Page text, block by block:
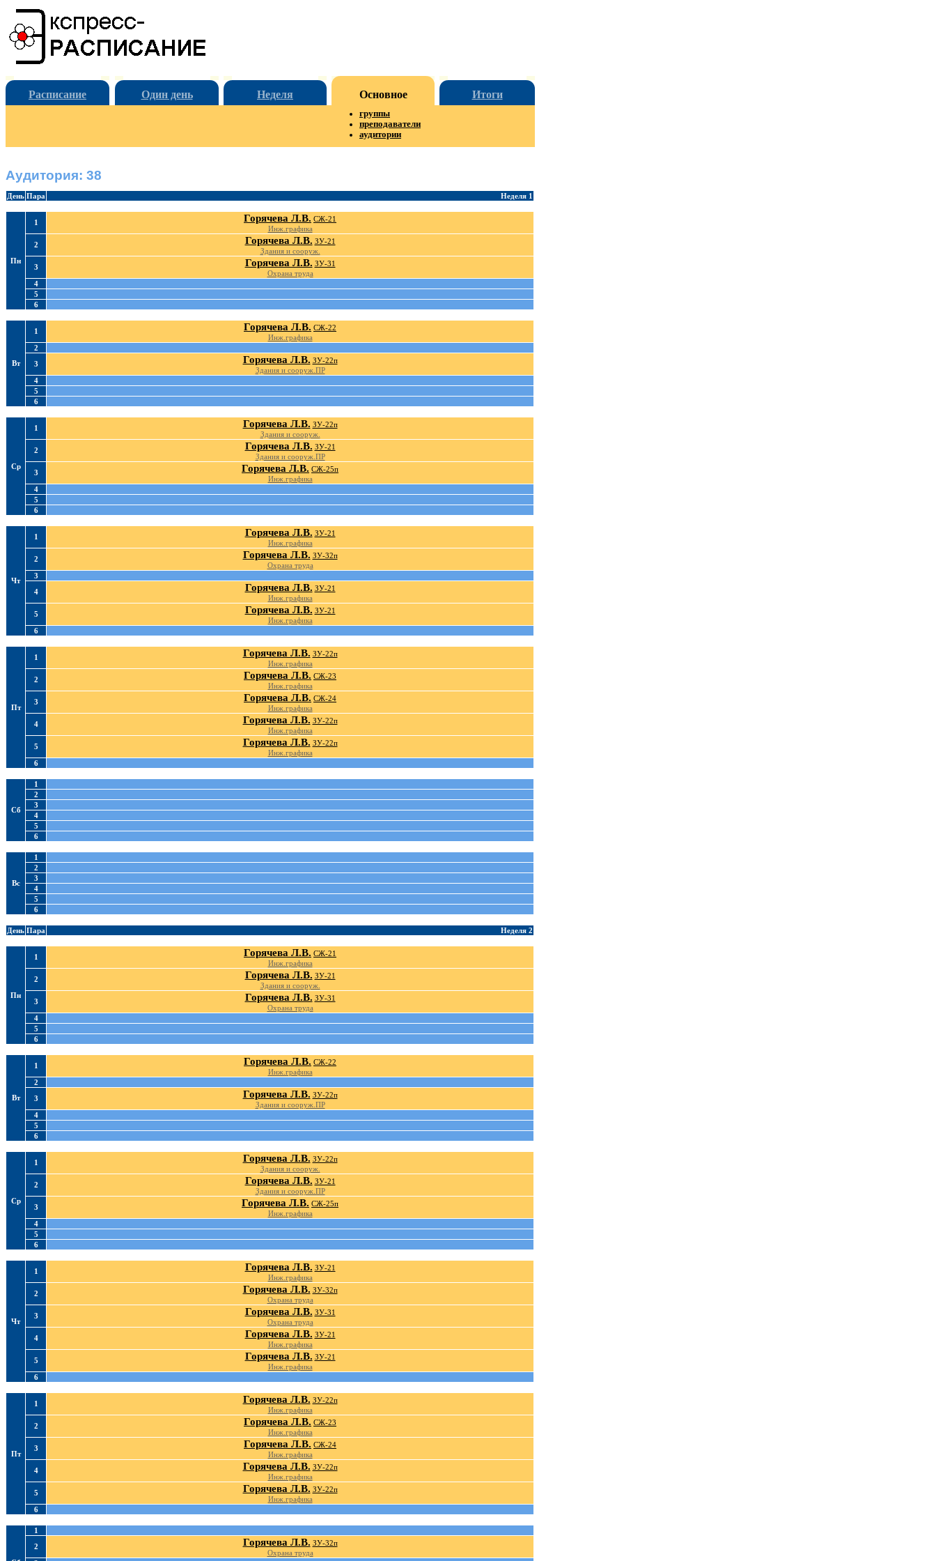
Расписание Один день Неделя Основное Итоги
группы
преподаватели
аудитории
Аудитория: 38
День Пара Неделя 1
Пн
1 Горячева Л.В. СЖ-21
Инж.графика
2
Горячева Л.В. ЗУ-21
Здания и сооруж.
3
Горячева Л.В. ЗУ-31
Охрана труда
4
5
6
Вт
1 Горячева Л.В. СЖ-22
Инж.графика
2
3
Горячева Л.В. ЗУ-22п
Здания и сооруж.ПР
4
5
6
Ср
1 Горячева Л.В. ЗУ-22п
Здания и сооруж.
2
Горячева Л.В. ЗУ-21
Здания и сооруж.ПР
3
Горячева Л.В. СЖ-25п
Инж.графика
4
5
6
Чт
1 Горячева Л.В. ЗУ-21
Инж.графика
2
Горячева Л.В. ЗУ-32п
Охрана труда
3
4
Горячева Л.В. ЗУ-21
Инж.графика
5
Горячева Л.В. ЗУ-21
Инж.графика
6
Пт
1 Горячева Л.В. ЗУ-22п
Инж.графика
2
Горячева Л.В. СЖ-23
Инж.графика
3
Горячева Л.В. СЖ-24
Инж.графика
4
Горячева Л.В. ЗУ-22п
Инж.графика
5
Горячева Л.В. ЗУ-22п
Инж.графика
6
Сб
1
2
3
4
5
6
Вс
1
2
3
4
5
6
День Пара Неделя 2
Пн
1 Горячева Л.В. СЖ-21
Инж.графика
2
Горячева Л.В. ЗУ-21
Здания и сооруж.
3
Горячева Л.В. ЗУ-31
Охрана труда
4
5
6
Вт
1 Горячева Л.В. СЖ-22
Инж.графика
2
3
Горячева Л.В. ЗУ-22п
Здания и сооруж.ПР
4
5
6
Ср
1 Горячева Л.В. ЗУ-22п
Здания и сооруж.
2
Горячева Л.В. ЗУ-21
Здания и сооруж.ПР
3
Горячева Л.В. СЖ-25п
Инж.графика
4
5
6
Чт
1 Горячева Л.В. ЗУ-21
Инж.графика
2
Горячева Л.В. ЗУ-32п
Охрана труда
3
Горячева Л.В. ЗУ-31
Охрана труда
4
Горячева Л.В. ЗУ-21
Инж.графика
5
Горячева Л.В. ЗУ-21
Инж.графика
6
Пт
1 Горячева Л.В. ЗУ-22п
Инж.графика
2
Горячева Л.В. СЖ-23
Инж.графика
3
Горячева Л.В. СЖ-24
Инж.графика
4
Горячева Л.В. ЗУ-22п
Инж.графика
5
Горячева Л.В. ЗУ-22п
Инж.графика
6
1
2
Горячева Л.В. ЗУ-32п
Охрана труда